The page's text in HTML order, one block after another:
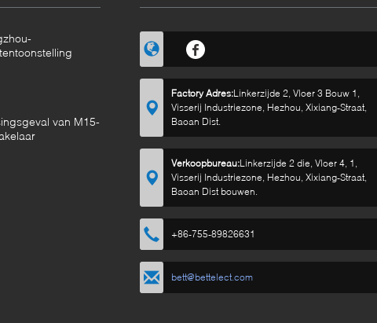
van M15-
Factory Adres:Linkerzijde 2, Vloer 3 Bouw 1,
Visserij Industriezone, Hezhou, Xixiang-Straat,
Baoan Dist.
Verkoopbureau:Linkerzijde 2 die, Vloer 4, 1,
Visserij Industriezone, Hezhou, Xixiang-Straat,
Baoan Dist bouwen.
+86-755-89826631
bett@bettelect.com